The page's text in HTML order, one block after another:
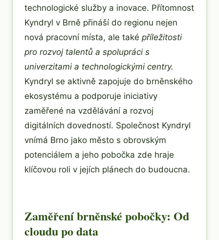
technologické služby a inovace. Přítomnost
Kyndryl v Brně přináší do regionu nejen
nová pracovní místa, ale také příležitosti
pro rozvoj talentů a spolupráci s
univerzitami a technologickými centry.
Kyndryl se aktivně zapojuje do brněnského
ekosystému a podporuje iniciativy
zaměřené na vzdělávání a rozvoj
digitálních dovedností. Společnost Kyndryl
vnímá Brno jako město s obrovským
potenciálem a jeho pobočka zde hraje
klíčovou roli v jejích plánech do budoucna.
Zaměření brněnské pobočky: Od
cloudu po data